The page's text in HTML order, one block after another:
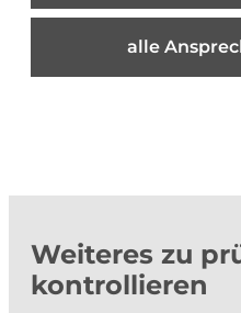
alle
Weiteres zu
kontrollieren